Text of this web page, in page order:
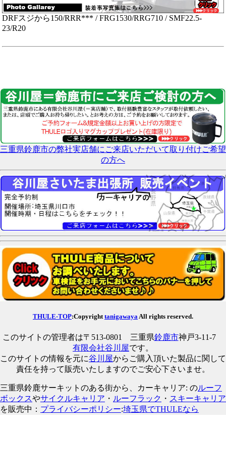
DRFスジから150/RRR*** / FRG1530/RRG710 / SMF22.5-
23/R20
三重県鈴鹿市の弊社実店舗にご来店いただいて取り付けご希望
の方へ
THULE-TOP:CopyrighttanigawayaAll rights reserved.
このサイトの管理者は〒513-0801 三重県鈴鹿市神戸3-11-7
有限会社谷川屋です。
このサイトの情報を元に谷川屋からご購入頂いた製品に関して
責任を持って販売いたしますのでご安心下さいませ。
三重県鈴鹿サーキットのある街から、カーキャリア: のルーフ
ボックスやサイクルキャリア ・ ルーフラック ・ スキーキャリア
を販売中： プライバシーポリシー:埼玉県でTHULEなら